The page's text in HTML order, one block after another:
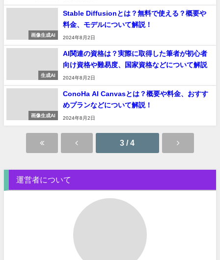
画像生成AI
Stable Diffusionとは？無料で使える？概要や
料金、モデルについて解説！
2024年8月2日
生成AI
AI関連の資格は？実際に取得した筆者が初心者
向け資格や難易度、国家資格などについて解説
2024年8月2日
画像生成AI
ConoHa AI Canvasとは？概要や料金、おすす
めプランなどについて解説！
2024年8月2日
3 / 4
運営者について